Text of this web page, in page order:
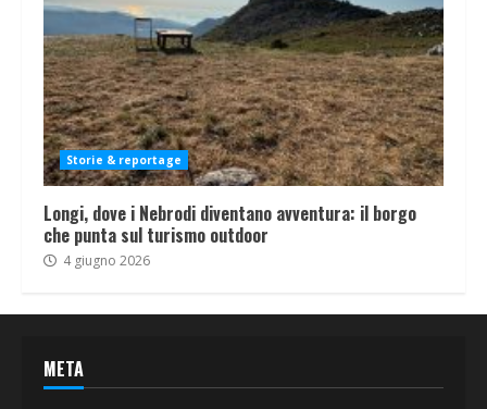
Storie & reportage
Longi, dove i Nebrodi diventano avventura: il borgo
che punta sul turismo outdoor
4 giugno 2026
META